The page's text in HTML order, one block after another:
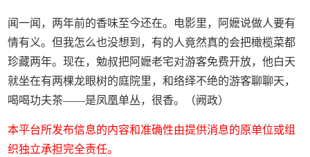
闻一闻，两年前的香味至今还在。电影里，阿嬷说做人要有
情有义。但我怎么也没想到，有的人竟然真的会把橄榄菜都
珍藏两年。现在，勉叔把阿嬷老宅对游客免费开放，他白天
就坐在有两棵龙眼树的庭院里，和络绎不绝的游客聊聊天，
喝喝功夫茶——是凤凰单丛，很香。（阙政）
本平台所发布信息的内容和准确性由提供消息的原单位或组
织独立承担完全责任。